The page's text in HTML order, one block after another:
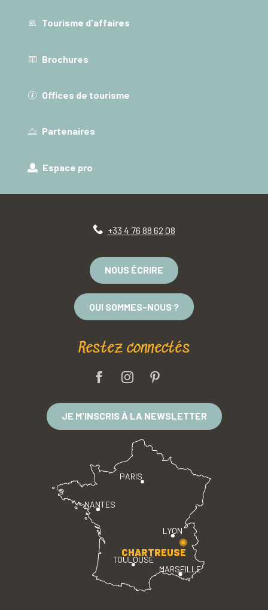
Tourisme d'affaires
Brochures
Offices de tourisme
Partenaires
Espace pro
+33 4 76 88 62 08
NOUS ÉCRIRE
QUI SOMMES-NOUS ?
Restez connectés
JE M'INSCRIS À LA NEWSLETTER
PARIS
LYON
TOULOUSE
MARSEILLE
NANTES
CHARTREUSE